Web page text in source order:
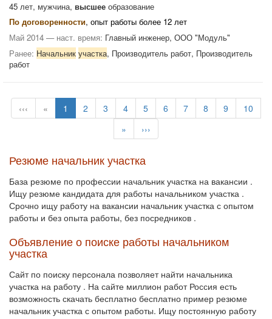
45 лет, мужчина, высшее образование
По договоренности, опыт работы более 12 лет
Май 2014 — наст. время: Главный инженер, ООО "Модуль"
Ранее: Начальник участка, Производитель работ, Производитель
работ
‹‹‹ « 1 2 3 4 5 6 7 8 9
10
»
›››
Резюме начальник участка
База резюме по профессии начальник участка на вакансии .
Ищу резюме кандидата для работы начальником участка .
Срочно ищу работу на вакансии начальник участка с опытом
работы и без опыта работы, без посредников .
Объявление о поиске работы начальником
участка
Сайт по поиску персонала позволяет найти начальника
участка на работу . На сайте миллион работ Россия есть
возможность скачать бесплатно бесплатно пример резюме
начальник участка с опытом работы. Ищу постоянную работу